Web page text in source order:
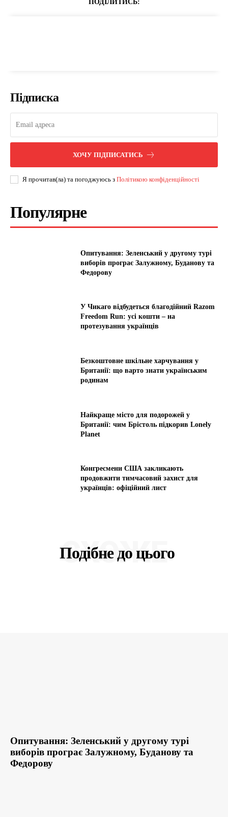
ПОДІЛИТИСЬ:
Підписка
ХОЧУ ПІДПИСАТИСЬ
Я прочитав(ла) та погоджуюсь з Політикою конфіденційності
Популярне
Опитування: Зеленський у другому турі
виборів програє Залужному, Буданову та
Федорову
У Чикаго відбудеться благодійний Razom
Freedom Run: усі кошти – на
протезування українців
Безкоштовне шкільне харчування у
Британії: що варто знати українським
родинам
Найкраще місто для подорожей у
Британії: чим Брістоль підкорив Lonely
Planet
Конгресмени США закликають
продовжити тимчасовий захист для
українців: офіційний лист
Подібне до цього
СХОЖЕ
Опитування: Зеленський у другому турі
виборів програє Залужному, Буданову та
Федорову